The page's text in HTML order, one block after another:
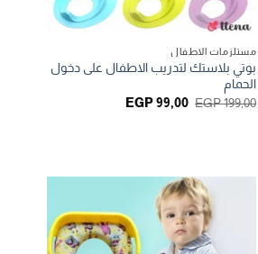
مستلزمات الاطفال
بوتي بلاستك لتدريب الاطفال على دخول
الحمام
EGP199,00
السعر EGP99,00